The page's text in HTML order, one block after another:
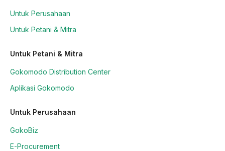
Untuk Perusahaan
Untuk Petani & Mitra
Untuk Petani & Mitra
Gokomodo Distribution Center
Aplikasi Gokomodo
Untuk Perusahaan
GokoBiz
E-Procurement